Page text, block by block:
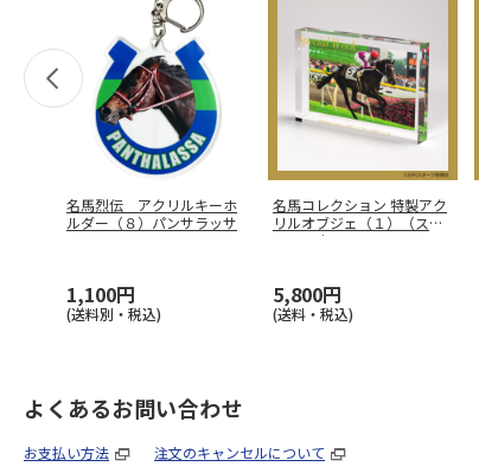
名馬烈伝 アクリルキーホ
ルダー（８）パンサラッサ
1,100円
(送料別・税込)
名馬コレクション 特製アク
リルオブジェ（１）（スペ
シャルウ
5,800円
(送料・税込)
よくあるお問い合わせ
お支払い方法 注文のキャンセルについて